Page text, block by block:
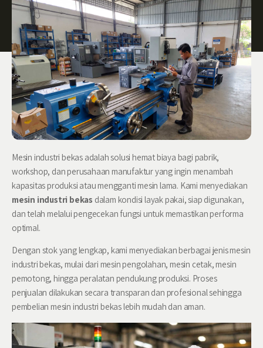
Mesin industri bekas adalah solusi hemat biaya bagi pabrik,
workshop, dan perusahaan manufaktur yang ingin menambah
kapasitas produksi atau mengganti mesin lama. Kami menyediakan
mesin industri bekas dalam kondisi layak pakai, siap digunakan,
dan telah melalui pengecekan fungsi untuk memastikan performa
optimal.
Dengan stok yang lengkap, kami menyediakan berbagai jenis mesin
industri bekas, mulai dari mesin pengolahan, mesin cetak, mesin
pemotong, hingga peralatan pendukung produksi. Proses
penjualan dilakukan secara transparan dan profesional sehingga
pembelian mesin industri bekas lebih mudah dan aman.